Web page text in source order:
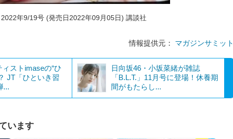
年9/19号 (発売日2022年09月05日) 講談社
情報提供元： マガジンサミット
ストimaseの“ひ
JT「ひといき習
...
日向坂46・小坂菜緒が雑誌
「B.L.T.」11月号に登場！休養期
間がもたらし...
います